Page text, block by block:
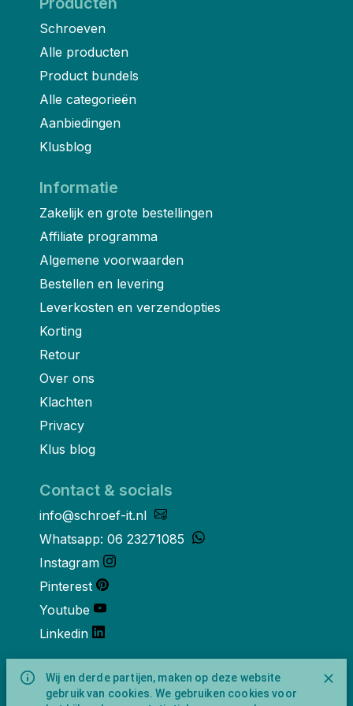
Wij en derde partijen, maken op deze website
gebruik van cookies. We gebruiken cookies voor
Schroeven
Alle producten
Product bundels
Alle categorieën
Aanbiedingen
Klusblog
Informatie
Zakelijk en grote bestellingen
Affiliate programma
Algemene voorwaarden
Bestellen en levering
Leverkosten en verzendopties
Korting
Retour
Over ons
Klachten
Privacy
Klus blog
Contact & socials
info@schroef-it.nl
Whatsapp: 06 23271085
Instagram
Pinterest
Youtube
Linkedin
Over ons